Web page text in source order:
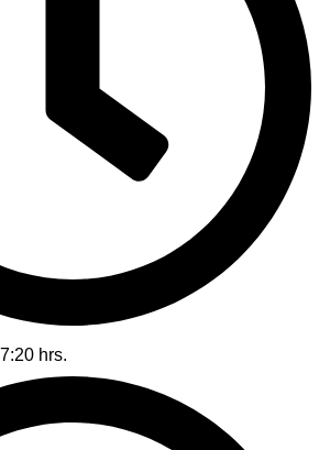
hrs.